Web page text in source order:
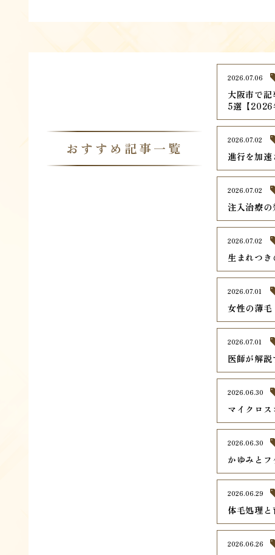
おすすめ記事一覧
大阪市で
5選【2026
2026.07.06
進行を加
2026.07.02
注入治療
2026.07.02
生まれつ
2026.07.02
女性の薄
2026.07.01
医師が解
2026.07.01
マイクロ
2026.06.30
かゆみと
2026.06.30
体毛処理と
2026.06.29
2026.06.26